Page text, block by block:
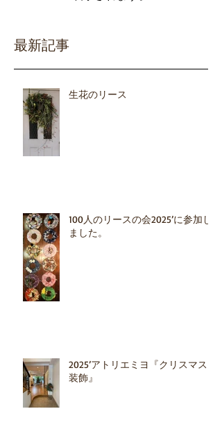
最新記事
生花のリース
100人のリースの会2025’に参加し
ました。
2025’アトリエミヨ『クリスマス
装飾』